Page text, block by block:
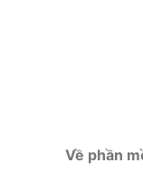
Về phần